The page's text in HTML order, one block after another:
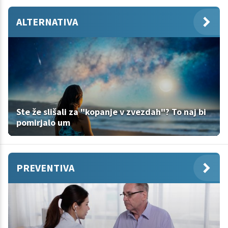
ALTERNATIVA
Ste že slišali za "kopanje v zvezdah"? To naj bi
pomirjalo um
PREVENTIVA